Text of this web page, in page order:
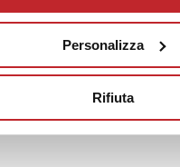
Personalizza
Rifiuta